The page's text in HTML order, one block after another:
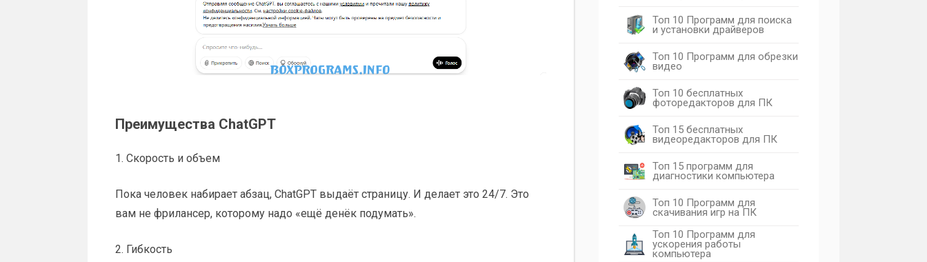
Преимущества ChatGPT
1. Скорость и объем
Пока человек набирает абзац, ChatGPT выдаёт страницу. И делает это 24/7. Это
вам не фрилансер, которому надо «ещё денёк подумать».
2. Гибкость
Топ 10 Программ для поиска
и установки драйверов
Топ 10 Программ для обрезки
видео
Топ 10 бесплатных
фоторедакторов для ПК
Топ 15 бесплатных
видеоредакторов для ПК
Топ 15 программ для
диагностики компьютера
Топ 10 Программ для
скачивания игр на ПК
Топ 10 Программ для
ускорения работы
компьютера